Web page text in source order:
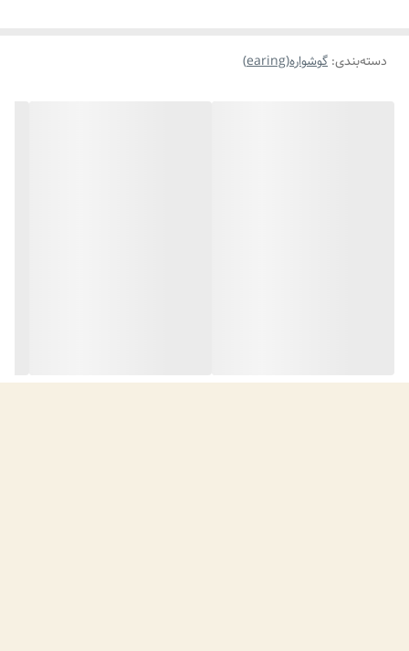
دسته‌بندی: گوشواره(earing)